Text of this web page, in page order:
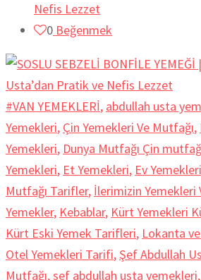
Nefis Lezzet
0 Beğenmek
#VAN YEMEKLERİ, abdullah usta
Yemekleri, Çin Yemekleri Ve Mutfağı,
Yemekleri, Dunya Mutfağı Çin
Yemekleri, Et Yemekleri, Ev Yemekleri
Mutfağı Tarifler, İlerimizin Yemekleri
Yemekler, Kebablar, Kürt Yemekleri
Kürt Eski Yemek Tarifleri, Lokanta
Otel Yemekleri Tarifi, Şef Abdullah
Mutfağı,sef abdullah usta yemekleri,